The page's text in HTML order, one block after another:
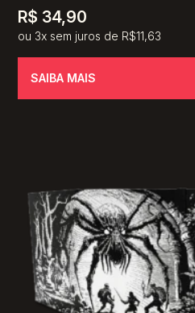
R$ 34,90
ou 3x sem juros de R$11,63
SAIBA MAIS